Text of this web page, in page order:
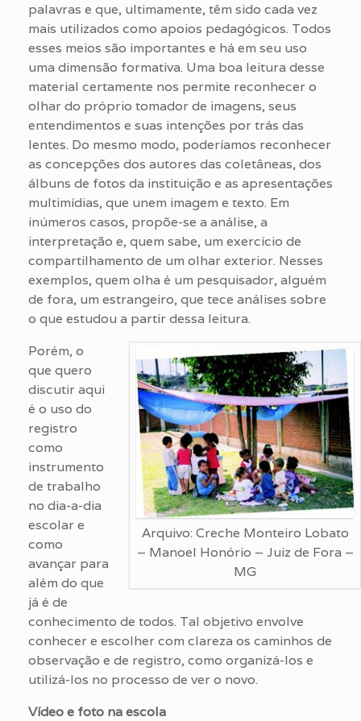
palavras e que, ultimamente, têm sido cada vez
mais utilizados como apoios pedagógicos. Todos
esses meios são importantes e há em seu uso
uma dimensão formativa. Uma boa leitura desse
material certamente nos permite reconhecer o
olhar do próprio tomador de imagens, seus
entendimentos e suas intenções por trás das
lentes. Do mesmo modo, poderíamos reconhecer
as concepções dos autores das coletâneas, dos
álbuns de fotos da instituição e as apresentações
multimídias, que unem imagem e texto. Em
inúmeros casos, propõe-se a análise, a
interpretação e, quem sabe, um exercício de
compartilhamento de um olhar exterior. Nesses
exemplos, quem olha é um pesquisador, alguém
de fora, um estrangeiro, que tece análises sobre
o que estudou a partir dessa leitura.
Arquivo: Creche Monteiro Lobato
– Manoel Honório – Juiz de Fora –
MG
Porém, o
que quero
discutir aqui
é o uso do
registro
como
instrumento
de trabalho
no dia-a-dia
escolar e
como
avançar para
além do que
já é de
conhecimento de todos. Tal objetivo envolve
conhecer e escolher com clareza os caminhos de
observação e de registro, como organizá-los e
utilizá-los no processo de ver o novo.
Vídeo e foto na escola